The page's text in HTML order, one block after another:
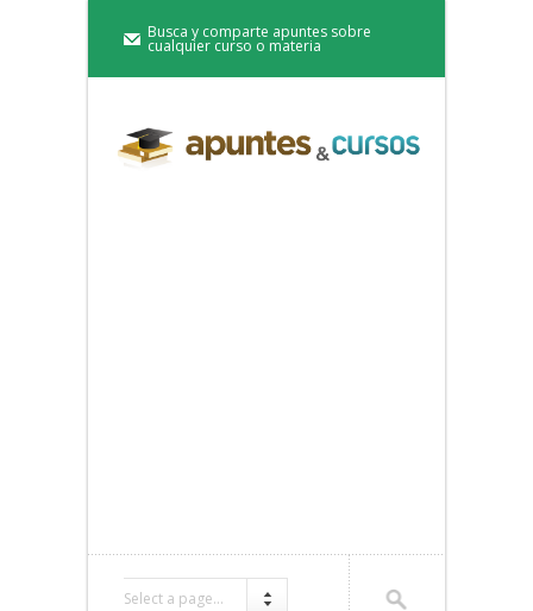
Busca y comparte apuntes sobre
cualquier curso o materia
Select a page...